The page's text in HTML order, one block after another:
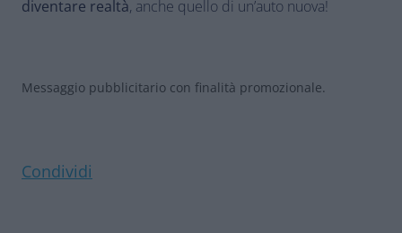
diventare realtà, anche quello di un’auto nuova!
Messaggio pubblicitario con finalità promozionale.
Condividi